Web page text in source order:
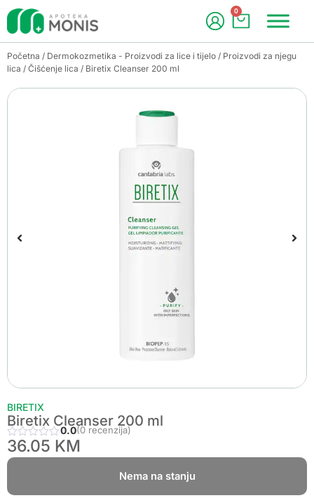
0
Početna / Dermokozmetika - Proizvodi za lice i tijelo / Proizvodi za njegu
lica / Čišćenje lica / Biretix Cleanser 200 ml
BIRETIX
Biretix Cleanser 200 ml
0.0(0 recenzija)
36.05 KM
Nema na stanju